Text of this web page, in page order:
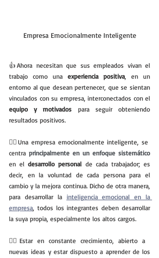
Empresa Emocionalmente Inteligente
👍Ahora necesitan que sus empleados vivan el
trabajo como una experiencia positiva, en un
entorno al que desean pertenecer, que se sientan
equipo y motivados para seguir obteniendo
resultados positivos.
💁‍♂️Una empresa emocionalmente inteligente, se
centra principalmente en un enfoque sistemático
en el desarrollo personal de cada trabajador; es
decir, en la voluntad de cada persona para el
cambio y la mejora continua. Dicho de otra manera,
para desarrollar la inteligencia emocional en la
empresa, todos los integrantes deben desarrollar
la suya propia, especialmente los altos cargos.
💁‍♀️Estar en constante crecimiento, abierto a
nuevas ideas y estar dispuesto a aprender de los